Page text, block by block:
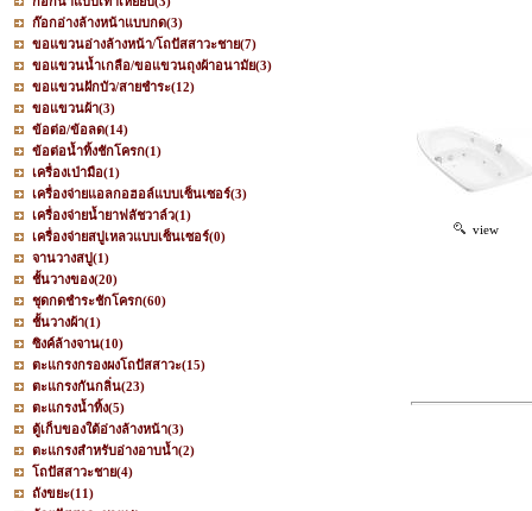
ก๊อกอ่างล้างหน้าแบบกด(3)
ขอแขวนอ่างล้างหน้า/โถปัสสาวะชาย(7)
ขอแขวนน้ำเกลือ/ขอแขวนถุงผ้าอนามัย(3)
ขอแขวนฝักบัว/สายชำระ(12)
ขอแขวนผ้า(3)
ข้อต่อ/ข้อลด(14)
ข้อต่อน้ำทิ้งชักโครก(1)
เครื่องเป่ามือ(1)
เครื่องจ่ายแอลกอฮอล์แบบเซ็นเซอร์(3)
เครื่องจ่ายน้ำยาฟลัชวาล์ว(1)
เครื่องจ่ายสบู่เหลวแบบเซ็นเซอร์(0)
จานวางสบู่(1)
ชั้นวางของ(20)
ชุดกดชำระชักโครก(60)
ชั้นวางผ้า(1)
ซิงค์ล้างจาน(10)
ตะแกรงกรองผงโถปัสสาวะ(15)
ตะแกรงกันกลิ่น(23)
ตะแกรงน้ำทิ้ง(5)
ตู้เก็บของใต้อ่างล้างหน้า(3)
ตะแกรงสำหรับอ่างอาบน้ำ(2)
โถปัสสาวะชาย(4)
ถังขยะ(11)
view